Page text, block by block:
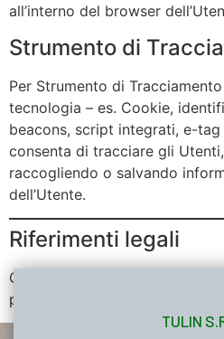
all’interno del browser
Strumento di
Per Strumento di Tracciamento
tecnologia – es. Cookie,
beacons, script integrati, e-
consenta di tracciare gli
raccogliendo o salvando
dell’Utente.
Riferimenti legali
Ove non diversamente
privacy riguarda
TULIN